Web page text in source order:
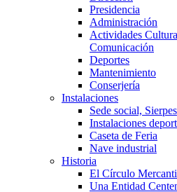
Presidencia
Administración
Actividades
Comunicación
Deportes
Mantenimiento
Conserjería
Instalaciones
Sede social, Sierpes
Instalaciones
Caseta de Feria
Nave industrial
Historia
El Círculo
Una Entidad